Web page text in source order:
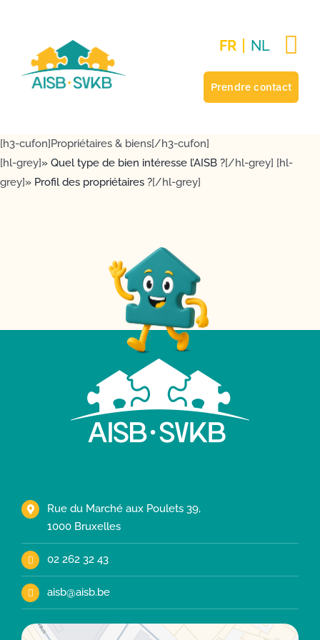
FR NL
Prendre contact
[h3-cufon]Propriétaires & biens[/h3-cufon]
[hl-grey]» Quel type de bien intéresse l’AISB ?[/hl-grey] [hl-
grey]» Profil des propriétaires ?[/hl-grey]
Rue du Marché aux Poulets 39,
1000 Bruxelles
02 262 32 43
aisb@aisb.be